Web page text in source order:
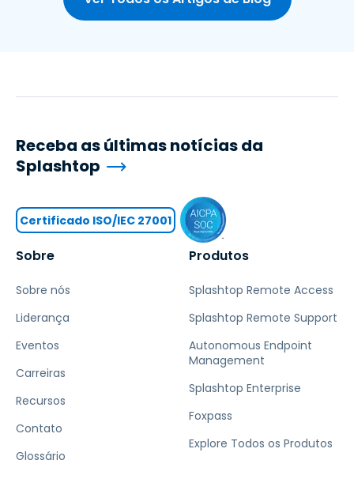
Sobre
Sobre nós
Liderança
Eventos
Carreiras
Recursos
Contato
Glossário
Produtos
Splashtop Remote Access
Splashtop Remote Support
Autonomous Endpoint
Management
Splashtop Enterprise
Foxpass
Explore Todos os Produtos
Receba as últimas notícias da
Splashtop
Certificado ISO/IEC 27001